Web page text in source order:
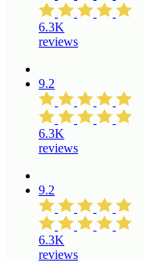
6.3K
reviews
9.2
6.3K
reviews
9.2
6.3K
reviews